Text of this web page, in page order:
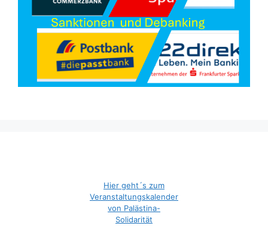
Hier geht´s zum
Veranstaltungskalender
von Palästina-
Solidarität